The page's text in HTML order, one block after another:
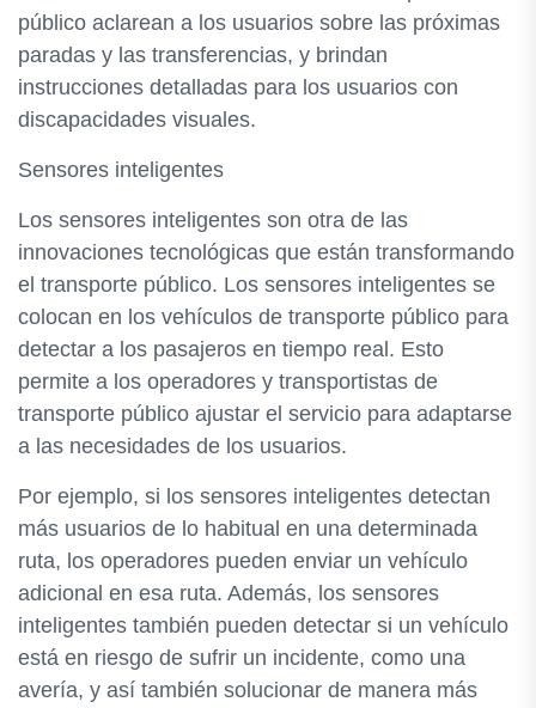
público aclarean a los usuarios sobre las próximas
paradas y las transferencias, y brindan
instrucciones detalladas para los usuarios con
discapacidades visuales.
Sensores inteligentes
Los sensores inteligentes son otra de las
innovaciones tecnológicas que están transformando
el transporte público. Los sensores inteligentes se
colocan en los vehículos de transporte público para
detectar a los pasajeros en tiempo real. Esto
permite a los operadores y transportistas de
transporte público ajustar el servicio para adaptarse
a las necesidades de los usuarios.
Por ejemplo, si los sensores inteligentes detectan
más usuarios de lo habitual en una determinada
ruta, los operadores pueden enviar un vehículo
adicional en esa ruta. Además, los sensores
inteligentes también pueden detectar si un vehículo
está en riesgo de sufrir un incidente, como una
avería, y así también solucionar de manera más